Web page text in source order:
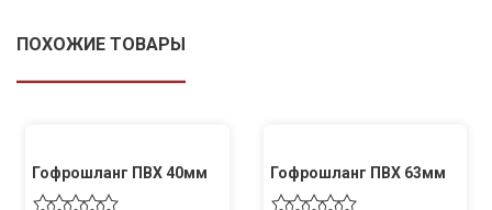
ПОХОЖИЕ ТОВАРЫ
Гофрошланг ПВХ 40мм Гофрошланг ПВХ 63мм